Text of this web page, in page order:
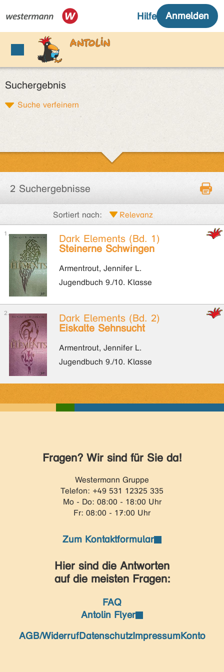
Suchergebnis
Suche verfeinern
2 Suchergebnisse
Sortiert nach:
Dark Elements (Bd. 1)
Steinerne Schwingen
Armentrout, Jennifer L.
Jugendbuch 9./10. Klasse
Dark Elements (Bd. 2)
Eiskalte Sehnsucht
Armentrout, Jennifer L.
Jugendbuch 9./10. Klasse